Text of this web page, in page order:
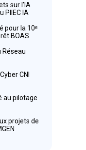
sur l’IA
PIIEC IA
pour la 10ᵉ
BOAS
Réseau
CNI
au pilotage
projets de